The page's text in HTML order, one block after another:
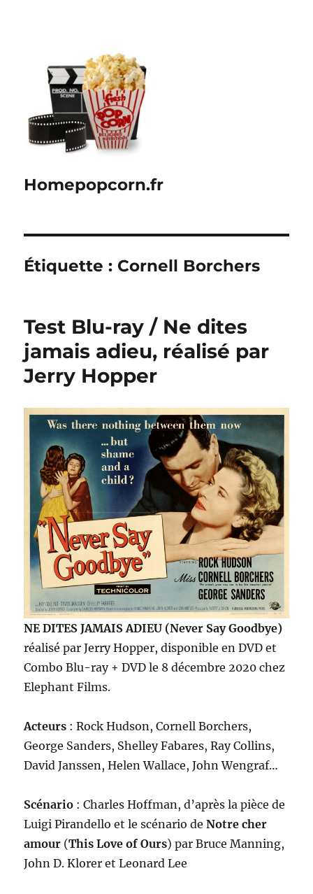
Homepopcorn.fr
Étiquette : Cornell Borchers
Test Blu-ray / Ne dites
jamais adieu, réalisé par
Jerry Hopper
NE DITES JAMAIS ADIEU (Never Say Goodbye)
réalisé par Jerry Hopper, disponible en DVD et
Combo Blu-ray + DVD le 8 décembre 2020 chez
Elephant Films.
Acteurs : Rock Hudson, Cornell Borchers,
George Sanders, Shelley Fabares, Ray Collins,
David Janssen, Helen Wallace, John Wengraf…
Scénario : Charles Hoffman, d’après la pièce de
Luigi Pirandello et le scénario deNotre cher
amour (This Love of Ours) par Bruce Manning,
John D. Klorer et Leonard Lee